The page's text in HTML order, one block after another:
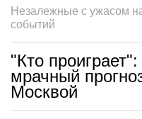
Незалежные с ужасом
событий
"Кто
мрачный
Москвой